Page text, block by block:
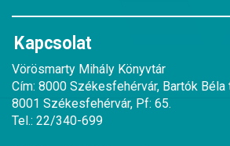
Kapcsolat
Vörösmarty Mihály Könyvtár
Cím: 8000 Székesfehérvár, Bartók Béla
8001 Székesfehérvár, Pf: 65.
Tel.: 22/340-699